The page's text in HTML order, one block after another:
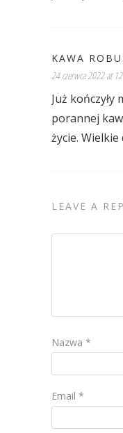
KAWA
24 czerwca 2022 at
Już kończyły
porannej
życie. Wielkie
LEAVE A
Nazwa *
Email *